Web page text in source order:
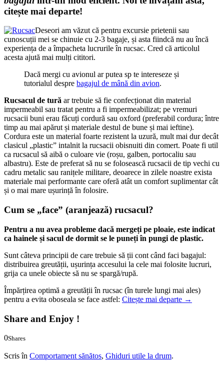
citește mai departe!
Deseori am văzut că pentru excursie prietenii sau
cunoscuții mei se chinuie cu 2-3 bagaje, și asta fiindcă nu au încă
experiența de a împacheta lucrurile în rucsac. Cred că articolul
acesta ajută mai mulți cititori.
Dacă mergi cu avionul ar putea sp te intereseze și
tutorialul despre bagajul de mână din avion.
Rucsacul de tură ar trebuie să fie confecționat din material
impermeabil sau tratat pentru a fi impermeabilizat; pe vremuri
rucsacii buni erau făcuți cordură sau oxford (preferabil cordura; între
timp au mai apărut și materiale destul de bune și mai ieftine).
Cordura este un material foarte rezistent la uzură, mult mai dur decât
clasicul „plastic” intalnit la rucsacii obisnuiti din comert. Poate fi util
ca rucsacul să aibă o culoare vie (roșu, galben, portocaliu sau
albastru). Este de preferat să nu se folosească rucsacii de tip vechi cu
cadru metalic sau ranițele militare, deoarece in zilele noastre exista
materiale mai performante care oferă atât un comfort suplimentar cât
și o mai mare ușurință în folosire.
Cum se „face” (aranjează) rucsacul?
Pentru a nu avea probleme dacă mergeți pe ploaie, este indicat
ca hainele și sacul de dormit se le puneți în pungi de plastic.
Sunt câteva principii de care trebuie să ții cont când faci bagajul:
distribuirea greutății, ușurința accesului la cele mai folosite lucruri,
grija ca unele obiecte să nu se spargă/rupă.
Împărțirea optimă a greutății în rucsac (în turele lungi mai ales)
pentru a evita oboseala se face astfel: Citește mai departe →
Share and Enjoy !
0Shares
Scris în Comportament sănătos, Ghiduri utile la drum.